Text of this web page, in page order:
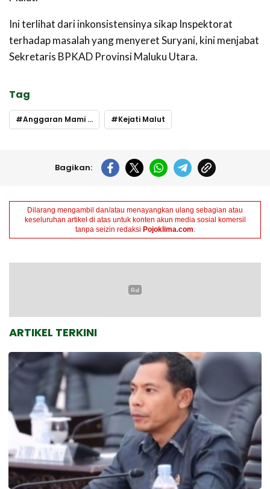
Ini terlihat dari inkonsistensinya sikap Inspektorat
terhadap masalah yang menyeret Suryani, kini menjabat
Sekretaris BPKAD Provinsi Maluku Utara.
Tag
Anggaran Mami BPKAD Morotai Kejati Malut
Bagikan:
Dilarang mengambil dan/atau menayangkan ulang sebagian atau
keseluruhan artikel di atas untuk konten akun media sosial komersil
tanpa seizin redaksi Pojoklima.com.
ARTIKEL TERKINI